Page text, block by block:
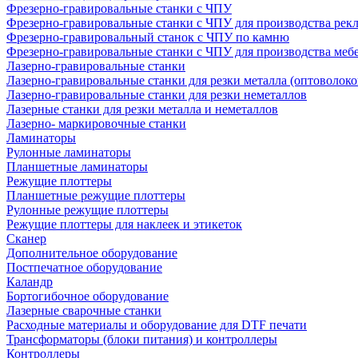
Фрезерно-гравировальные станки с ЧПУ
Фрезерно-гравировальные станки с ЧПУ для производства
Фрезерно-гравировальный станок с ЧПУ по камню
Фрезерно-гравировальные станки с ЧПУ для производства
Лазерно-гравировальные станки
Лазерно-гравировальные станки для резки металла
Лазерно-гравировальные станки для резки неметаллов
Лазерные станки для резки металла и неметаллов
Лазерно- маркировочные станки
Ламинаторы
Рулонные ламинаторы
Планшетные ламинаторы
Режущие плоттеры
Планшетные режущие плоттеры
Рулонные режущие плоттеры
Режущие плоттеры для наклеек и этикеток
Сканер
Дополнительное оборудование
Постпечатное оборудование
Каландр
Бортогибочное оборудование
Лазерные сварочные станки
Расходные материалы и оборудование для DTF печати
Трансформаторы (блоки питания) и контроллеры
Контроллеры